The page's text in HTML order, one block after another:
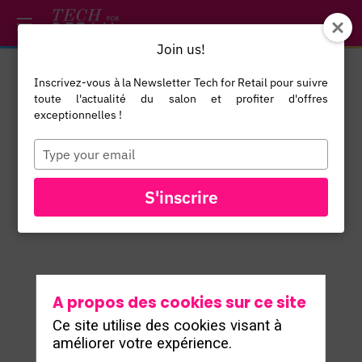
ML
Maximilian
CTO
Competitoor
TOUS LES SPEAKERS
A propos des cookies sur ce site
Ce site utilise des cookies visant à
améliorer votre expérience.
*/
Join us!
Inscrivez-vous à la Newsletter Tech for Retail pour suivre
toute l'actualité du salon et profiter d'offres
exceptionnelles !
Type
your
email
S'inscrire